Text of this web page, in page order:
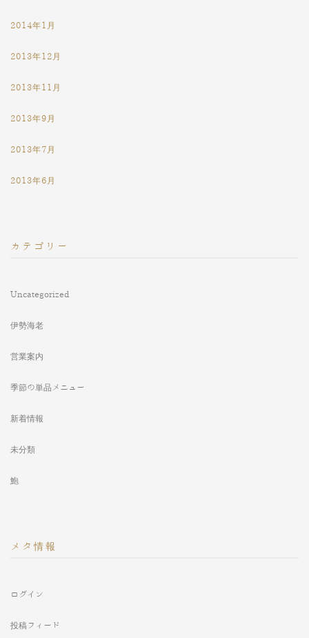
2014年1月
2013年12月
2013年11月
2013年9月
2013年7月
2013年6月
カテゴリー
Uncategorized
伊勢海老
営業案内
季節の単品メニュー
新着情報
未分類
鮑
メタ情報
ログイン
投稿フィード